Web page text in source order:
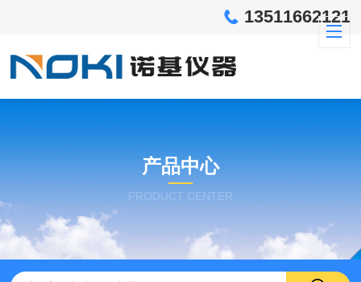
13511662121
产品中心
PRODUCT CENTER